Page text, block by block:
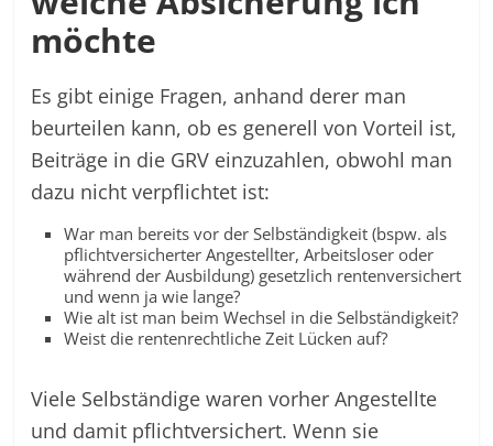
möchte
Es gibt einige Fragen, anhand derer man
beurteilen kann, ob es generell von Vorteil ist,
Beiträge in die GRV einzuzahlen, obwohl man
dazu nicht verpflichtet ist:
War man bereits vor der Selbständigkeit (bspw. als
pflichtversicherter Angestellter, Arbeitsloser oder
während der Ausbildung) gesetzlich rentenversichert
und wenn ja wie lange?
Wie alt ist man beim Wechsel in die Selbständigkeit?
Weist die rentenrechtliche Zeit Lücken auf?
Viele Selbständige waren vorher Angestellte
und damit pflichtversichert. Wenn sie